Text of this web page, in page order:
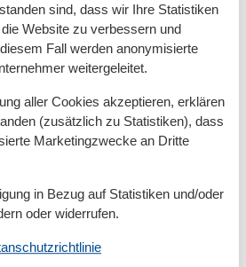
60 m²
sind, dass wir Ihre Statistiken
Website zu verbessern und
Fall werden anonymisierte
weitergeleitet.
aller Cookies akzeptieren, erklären
(zusätzlich zu Statistiken), dass
Marketingzwecke an Dritte
in Bezug auf Statistiken und/oder
oder widerrufen.